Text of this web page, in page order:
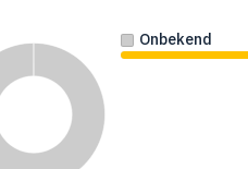
Onbekend